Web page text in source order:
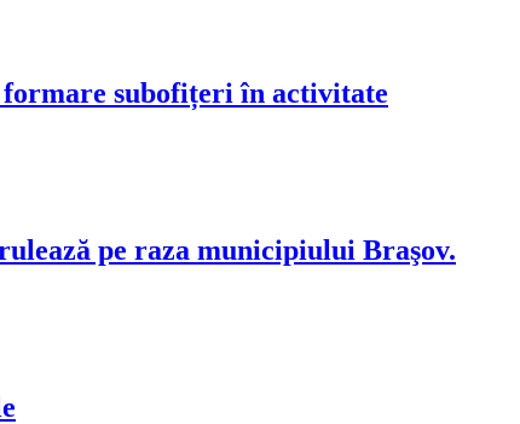
subofițeri în activitate
pe raza municipiului Braşov.